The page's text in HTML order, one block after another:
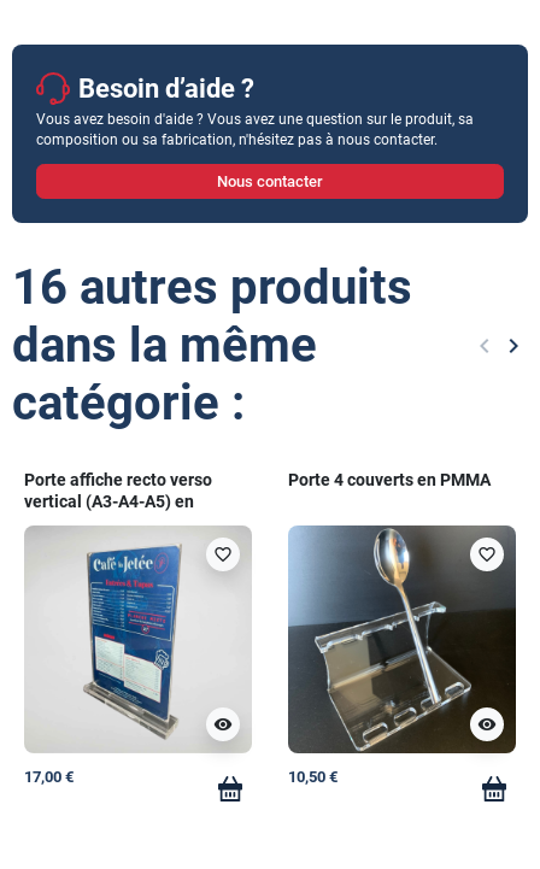
Besoin d’aide ?
Vous avez besoin d'aide ? Vous avez une question sur le produit, sa
composition ou sa fabrication, n'hésitez pas à nous contacter.
Nous contacter
16 autres produits
dans la même
catégorie :
keyboard_arrow_left keyboard_arrow_right
Porte affiche recto verso
vertical (A3-A4-A5) en
polycarbonate
visibility
favorite_border
17,00 €
Porte 4 couverts en PMMA
visibility
favorite_border
10,50 €